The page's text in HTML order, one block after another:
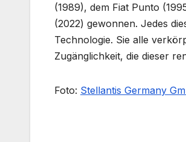
(1989), dem Fiat Punto
(2022) gewonnen. Jedes
Technologie. Sie alle
Zugänglichkeit, die dieser
Foto: Stellantis Germany